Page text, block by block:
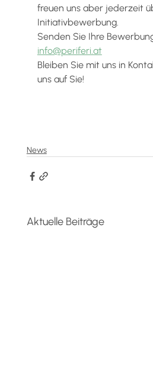
freuen uns aber jederzeit
Initiativbewerbung.
Senden Sie Ihre
info@periferi.at
Bleiben Sie mit uns in
uns auf Sie!
News
Aktuelle Beiträge